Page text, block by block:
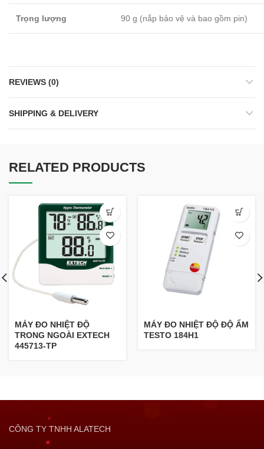
Trọng lượng 90 g (nắp bảo vệ và bao gồm pin)
REVIEWS (0)
SHIPPING & DELIVERY
RELATED PRODUCTS
MÁY ĐO NHIỆT ĐỘ
TRONG NGOÀI EXTECH
445713-TP
MÁY ĐO NHIỆT ĐỘ ĐỘ ẨM
TESTO 184H1
CÔNG TY TNHH ALATECH